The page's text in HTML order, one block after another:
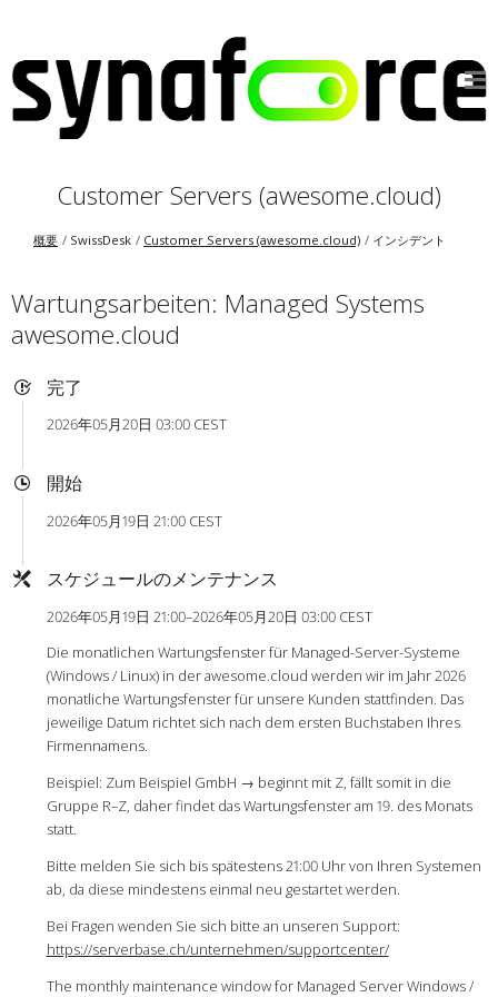
Customer Servers (awesome.cloud)
概要 SwissDesk Customer Servers (awesome.cloud) インシデント
Wartungsarbeiten: Managed Systems
awesome.cloud
完了
2026年05月20日 03:00 CEST
開始
2026年05月19日 21:00 CEST
スケジュールのメンテナンス
2026年05月19日 21:00–2026年05月20日 03:00 CEST
Die monatlichen Wartungsfenster für Managed-Server-Systeme
(Windows / Linux) in der awesome.cloud werden wir im Jahr 2026
monatliche Wartungsfenster für unsere Kunden stattfinden. Das
jeweilige Datum richtet sich nach dem ersten Buchstaben Ihres
Firmennamens.
Beispiel: Zum Beispiel GmbH → beginnt mit Z, fällt somit in die
Gruppe R–Z, daher findet das Wartungsfenster am 19. des Monats
statt.
Bitte melden Sie sich bis spätestens 21:00 Uhr von Ihren Systemen
ab, da diese mindestens einmal neu gestartet werden.
Bei Fragen wenden Sie sich bitte an unseren Support:
https://serverbase.ch/unternehmen/supportcenter/
The monthly maintenance window for Managed Server Windows /